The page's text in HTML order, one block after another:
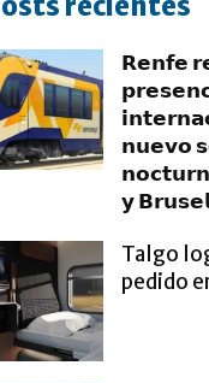
𝗥𝗲𝗻𝗳𝗲
𝗻𝘂𝗲𝘃𝗼
𝘆
Talgo
pedido